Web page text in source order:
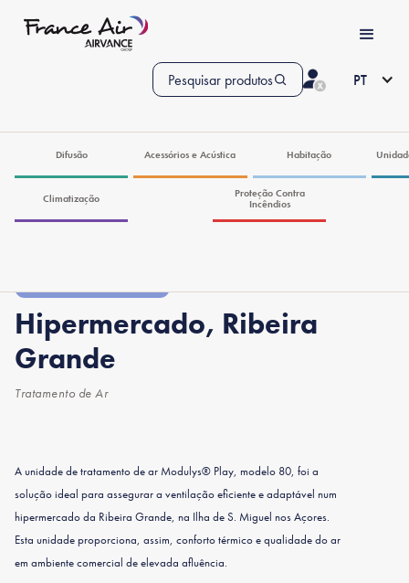
Pesquisar produtos PT
Difusão Acessórios e Acústica Habitação
Climatização
Proteção Contra
Incêndios
Hipermercado, Ribeira
Grande
Tratamento de Ar
A unidade de tratamento de ar Modulys® Play, modelo 80, foi a
solução ideal para assegurar a ventilação eficiente e adaptável num
hipermercado da Ribeira Grande, na Ilha de S. Miguel nos Açores.
Esta unidade proporciona, assim, conforto térmico e qualidade do ar
em ambiente comercial de elevada afluência.